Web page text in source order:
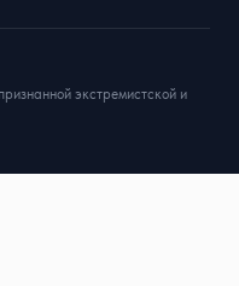
экстремистской и